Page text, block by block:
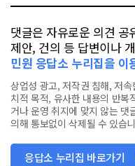
댓글은 자유로운 의견
제안, 건의 등 답변이나
민원 응답소 누리집을 이
상업성 광고, 저작권 침해, 저
치적 목적, 유사한 내용의 반복
거나 운영 취지에 맞지 않는 댓
의해 통보없이 삭제될 수 있습
응답소 누리집 바로가기